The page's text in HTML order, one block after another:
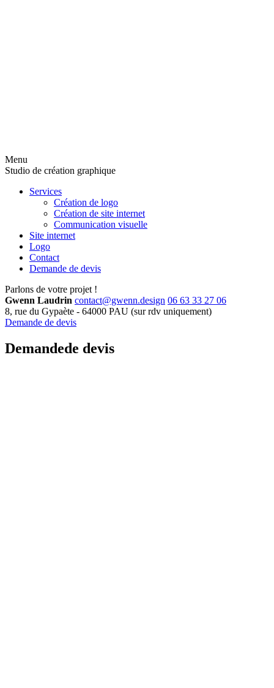
Menu
Studio de création graphique
Services
Création de logo
Création de site internet
Communication visuelle
Site internet
Logo
Contact
Demande de devis
Parlons de votre projet !
Gwenn Laudrin contact@gwenn.design 06 63 33 27 06
8, rue du Gypaète - 64000 PAU (sur rdv uniquement)
Demande de devis
Demandede devis